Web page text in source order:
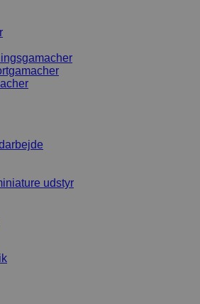
udstyr